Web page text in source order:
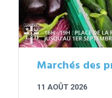
Marchés des
11 AOÛT 2026